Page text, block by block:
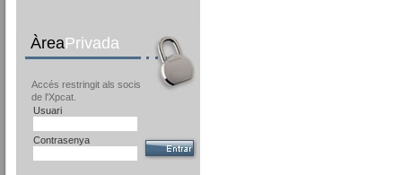
ÀreaPrivada
Accés restringit als socis
de l'Xpcat.
Usuari
Contrasenya